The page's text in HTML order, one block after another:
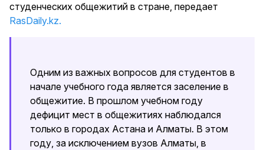
студенческих общежитий в стране, передает
RasDaily.kz.
Одним из важных вопросов для студентов в
начале учебного года является заселение в
общежитие. В прошлом учебном году
дефицит мест в общежитиях наблюдался
только в городах Астана и Алматы. В этом
году, за исключением вузов Алматы, в